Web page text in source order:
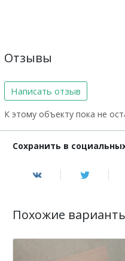
Отзывы
Написать отзыв
К этому объекту пока не
Сохранить в
Похожие